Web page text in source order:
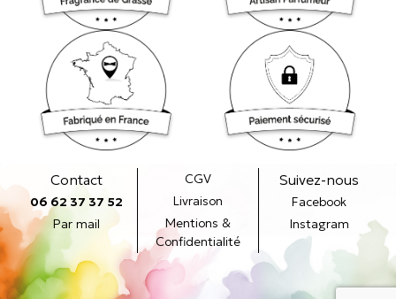
Contact
06 62 37 37 52
Par mail
CGV
Livraison
Mentions &
Confidentialité
Suivez-nous
Facebook
Instagram